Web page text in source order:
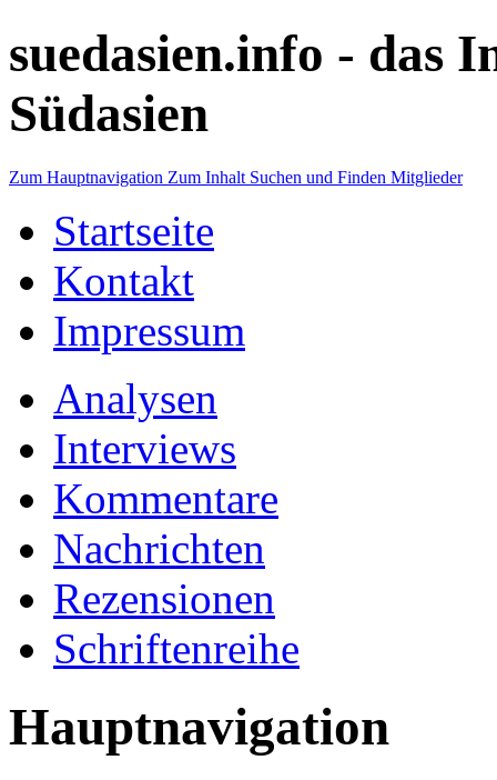
suedasien.info - das
Südasien
Zum Hauptnavigation Zum Inhalt Suchen und Finden Mitglieder
Startseite
Kontakt
Impressum
Analysen
Interviews
Kommentare
Nachrichten
Rezensionen
Schriftenreihe
Hauptnavigation